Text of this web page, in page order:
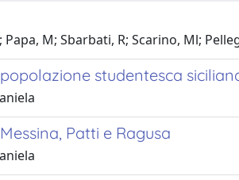
M; Sbarbati, R; Scarino, Ml;
studentesca
Patti e Ragusa